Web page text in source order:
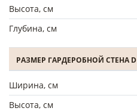
Высота, см
Глубина, см
РАЗМЕР ГАРДЕРОБНОЙ СТЕНА D
Ширина, см
Высота, см